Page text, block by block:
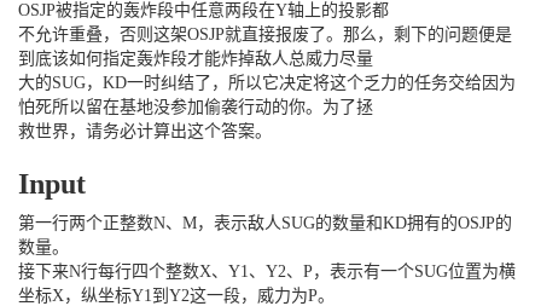
OSJP被指定的轰炸段中任意两段在Y轴上的投影都
不允许重叠，否则这架OSJP就直接报废了。那么，剩下的问题便是
到底该如何指定轰炸段才能炸掉敌人总威力尽量
大的SUG，KD一时纠结了，所以它决定将这个乏力的任务交给因为
怕死所以留在基地没参加偷袭行动的你。为了拯
救世界，请务必计算出这个答案。
Input
第一行两个正整数N、M，表示敌人SUG的数量和KD拥有的OSJP的
数量。
接下来N行每行四个整数X、Y1、Y2、P，表示有一个SUG位置为横
坐标X，纵坐标Y1到Y2这一段，威力为P。